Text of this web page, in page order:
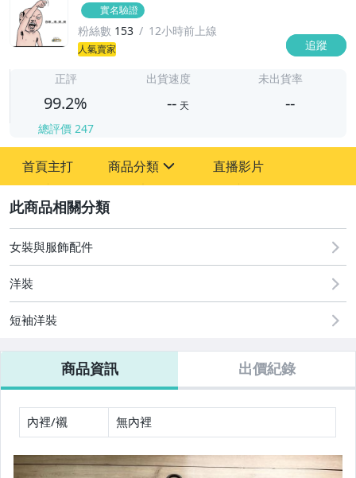
實名驗證
粉絲數 153 12小時前上線
人氣賣家 追蹤
-
正評
99.2%
總評價 247
出貨速度
-- 天
未出貨率
--
首頁主打 商品分類
男性精品與服飾
女裝與服飾配件
直播影片
女裝與服飾配件
洋裝
短袖洋裝
商品資訊 出價紀錄
內裡/襯 無內裡